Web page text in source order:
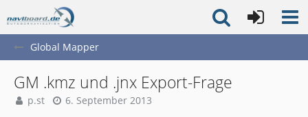
Global Mapper
GM .kmz und .jnx Export-Frage
p.st 6. September 2013